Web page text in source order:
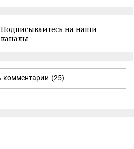
Подписывайтесь на наши
каналы
комментарии (25)